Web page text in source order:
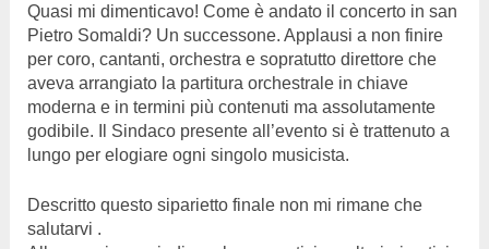
Quasi mi dimenticavo! Come è andato il concerto in san
Pietro Somaldi? Un successone. Applausi a non finire
per coro, cantanti, orchestra e sopratutto direttore che
aveva arrangiato la partitura orchestrale in chiave
moderna e in termini più contenuti ma assolutamente
godibile. Il Sindaco presente all’evento si è trattenuto a
lungo per elogiare ogni singolo musicista.
Descritto questo siparietto finale non mi rimane che
salutarvi .